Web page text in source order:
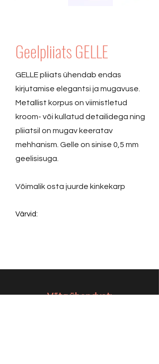
Geelpliiats GELLE
GELLE pliiats ühendab endas
kirjutamise elegantsi ja mugavuse.
Metallist korpus on viimistletud
kroom- või kullatud detailidega ning
pliiatsil on mugav keeratav
mehhanism. Gelle on sinise 0,5 mm
geelisisuga.
Võimalik osta juurde kinkekarp
Värvid:
Võta ühendust: